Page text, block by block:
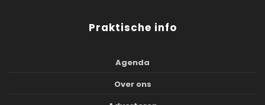
Praktische info
Agenda
Over ons